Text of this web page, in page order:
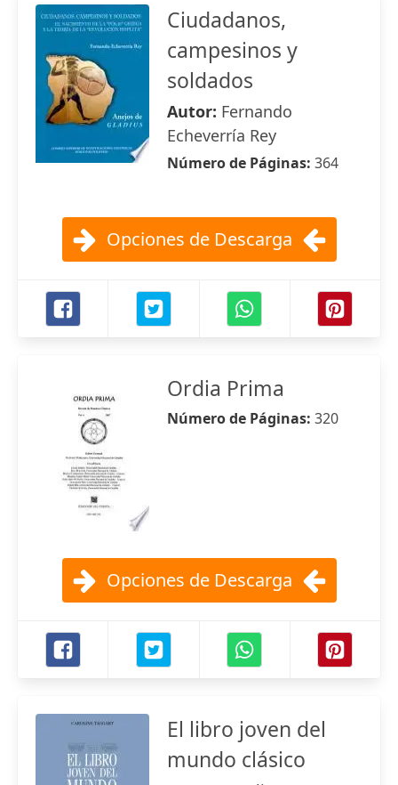
Ciudadanos,
campesinos y
soldados
Autor: Fernando
Echeverría Rey
Número de Páginas: 364
Opciones de Descarga
Ordia Prima
Número de Páginas: 320
Opciones de Descarga
El libro joven del
mundo clásico